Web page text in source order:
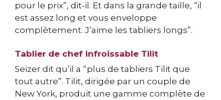
pour le prix”, dit-il. Et dans la grande taille, “il
est assez long et vous enveloppe
complètement. J’aime les tabliers longs”.
Tablier de chef infroissable Tilit
Seizer dit qu’il a “plus de tabliers Tilit que
tout autre”. Tilit, dirigée par un couple de
New York, produit une gamme complète de